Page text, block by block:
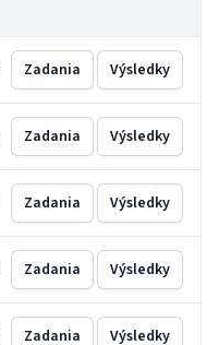
Zadania Výsledky
Zadania Výsledky
Zadania Výsledky
Zadania Výsledky
Zadania Výsledky